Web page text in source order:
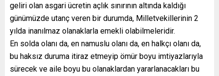
geliri olan asgari ücretin açlık sınırının altında kaldığı
günümüzde utanç veren bir durumda, Milletvekillerinin 2
yılda inanılmaz olanaklarla emekli olabilmeleridir.
En solda olanı da, en namuslu olanı da, en halkçı olanı da,
bu haksız duruma itiraz etmeyip ömür boyu imtiyazlarıyla
sürecek ve aile boyu bu olanaklardan yararlanacakları bu